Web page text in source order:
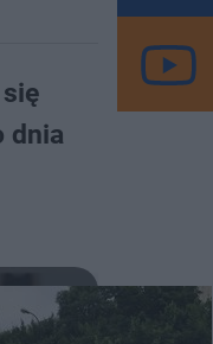
dnia